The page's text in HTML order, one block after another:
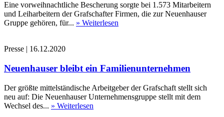
Eine vorweihnachtliche Bescherung sorgte bei 1.573 Mitarbeitern
und Leiharbeitern der Grafschafter Firmen, die zur Neuenhauser
Gruppe gehören, für... » Weiterlesen
Presse | 16.12.2020
Neuenhauser bleibt ein Familienunternehmen
Der größte mittelständische Arbeitgeber der Grafschaft stellt sich
neu auf: Die Neuenhauser Unternehmensgruppe stellt mit dem
Wechsel des... » Weiterlesen